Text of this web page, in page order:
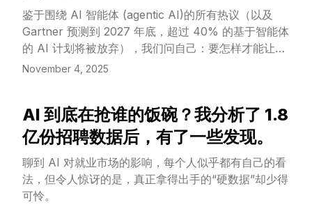
鉴于围绕 AI 智能体 (agentic AI)的所有热议（以及
Gartner 预测到 2027 年底，超过 40% 的基于智能体
的 AI 计划将被放弃），我们问自己：要怎样才能让
AI 智能体在大型企业的生产环境中真正落地？要怎样
November 4, 2025
AI 到底在抢谁的饭碗？我分析了 1.8
亿份招聘数据后，有了一些发现。
聊到 AI 对就业市场的影响，每个人似乎都有自己的看
法，但令人惊讶的是，真正拿得出手的“硬数据”却少得
可怜。
View Article